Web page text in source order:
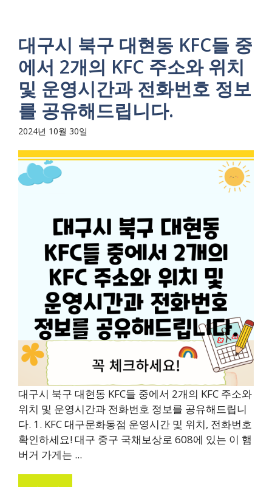
대구시 북구 대현동 KFC들 중
에서 2개의 KFC 주소와 위치
및 운영시간과 전화번호 정보
를 공유해드립니다.
2024년 10월 30일
대구시 북구 대현동 KFC들 중에서 2개의 KFC 주소와
위치 및 운영시간과 전화번호 정보를 공유해드립니
다. 1. KFC 대구문화동점 운영시간 및 위치, 전화번호
확인하세요! 대구 중구 국채보상로 608에 있는 이 햄
버거 가게는 ...